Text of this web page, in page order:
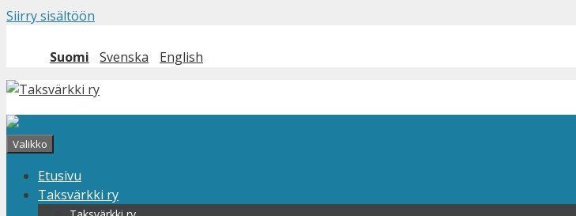
Siirry sisältöön
Suomi Svenska English
Valikko
Etusivu
Taksvärkki ry